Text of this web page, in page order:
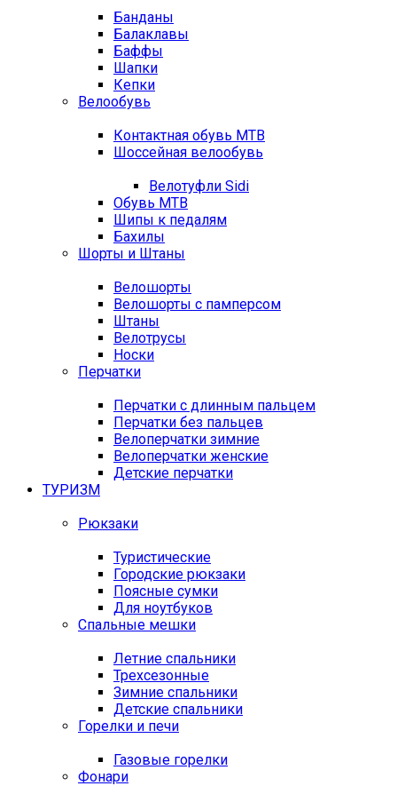
Банданы
Балаклавы
Баффы
Шапки
Кепки
Велообувь
Контактная обувь MTB
Шоссейная велообувь
Велотуфли Sidi
Обувь MTB
Шипы к педалям
Бахилы
Шорты и Штаны
Велошорты
Велошорты с памперсом
Штаны
Велотрусы
Носки
Перчатки
Перчатки с длинным пальцем
Перчатки без пальцев
Велоперчатки зимние
Велоперчатки женские
Детские перчатки
ТУРИЗМ
Рюкзаки
Туристические
Городские рюкзаки
Поясные сумки
Для ноутбуков
Спальные мешки
Летние спальники
Трехсезонные
Зимние спальники
Детские спальники
Горелки и печи
Газовые горелки
Фонари